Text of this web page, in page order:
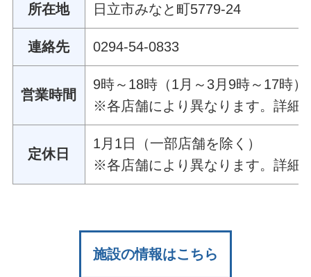
所在地 日立市みなと町5779-24
連絡先 0294-54-0833
営業時間
9時～18時（1月～3月9時～17時）
※各店舗により異なります。詳細
定休日
1月1日（一部店舗を除く）
※各店舗により異なります。詳細
施設の情報はこちら